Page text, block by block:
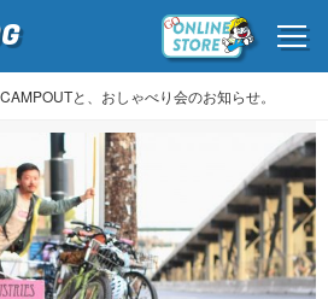
と、おしゃべり会のお知らせ。